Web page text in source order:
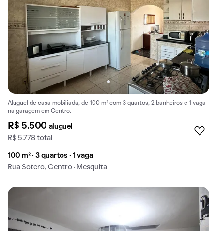
Aluguel de casa mobiliada, de 100 m² com 3 quartos, 2 banheiros e 1 vaga
na garagem em Centro.
R$ 5.500 aluguel
R$ 5.778 total
100 m² · 3 quartos · 1 vaga
Rua Sotero, Centro · Mesquita